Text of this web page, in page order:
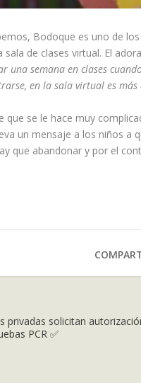
Bodoque es uno de
sala de clases virtual. El
una semana en clases
en la sala virtual es más
que se le hace muy
un mensaje a los niños a
que abandonar y por el
privadas solicitan
PCR ✅